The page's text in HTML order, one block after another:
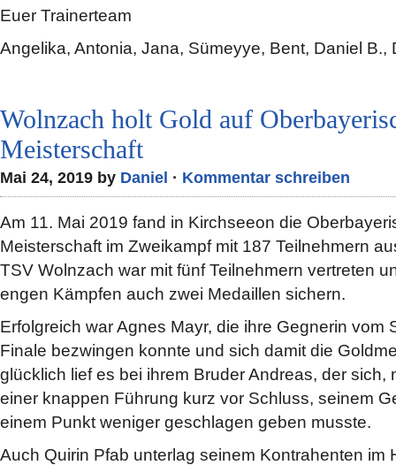
Euer Trainerteam
Angelika, Antonia, Jana, Sümeyye, Bent, Daniel B.,
Wolnzach holt Gold auf
Meisterschaft
Mai 24, 2019 by Daniel · Kommentar schreiben
Am 11. Mai 2019 fand in Kirchseeon die
Meisterschaft im Zweikampf mit 187 Teilnehmern
TSV Wolnzach war mit fünf Teilnehmern vertreten
engen Kämpfen auch zwei Medaillen sichern.
Erfolgreich war Agnes Mayr, die ihre Gegnerin vom
Finale bezwingen konnte und sich damit die
glücklich lief es bei ihrem Bruder Andreas, der sich,
einer knappen Führung kurz vor Schluss, seinem
einem Punkt weniger geschlagen geben musste.
Auch Quirin Pfab unterlag seinem Kontrahenten im